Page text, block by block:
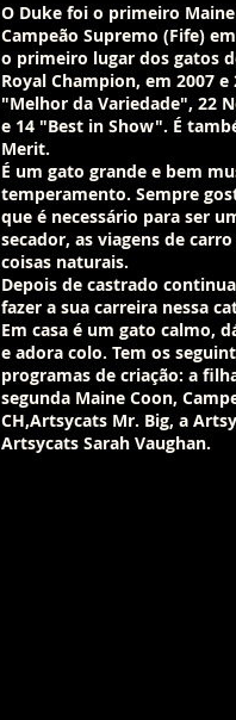
O Duke foi o primeiro
Campeão Supremo (Fife)
o primeiro lugar dos gatos
Royal Champion, em 2007
"Melhor da Variedade", 22
e 14 "Best in Show". É
Merit.
É um gato grande e bem
temperamento. Sempre
que é necessário para ser
secador, as viagens de
coisas naturais.
Depois de castrado
fazer a sua carreira nessa
Em casa é um gato calmo,
e adora colo. Tem os
programas de criação: a
segunda Maine Coon,
CH,Artsycats Mr. Big, a
Artsycats Sarah Vaughan.